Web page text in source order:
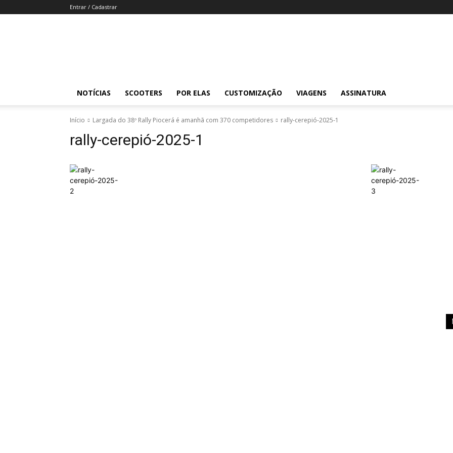
Entrar / Cadastrar
NOTÍCIAS SCOOTERS POR ELAS CUSTOMIZAÇÃO VIAGENS ASSINATURA
Início Largada do 38º Rally Piocerá é amanhã com 370 competidores rally-cerepió-2025-1
rally-cerepió-2025-1